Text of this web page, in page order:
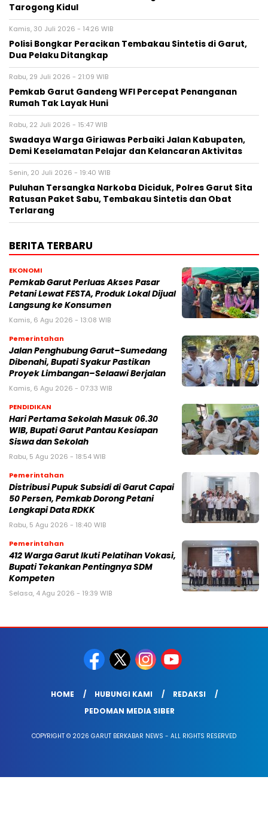
Tarogong Kidul
Kamis, 30 Juli 2026 - 14:26 WIB
Polisi Bongkar Peracikan Tembakau Sintetis di Garut,
Dua Pelaku Ditangkap
Rabu, 29 Juli 2026 - 21:09 WIB
Pemkab Garut Gandeng WFI Percepat Penanganan
Rumah Tak Layak Huni
Rabu, 22 Juli 2026 - 15:47 WIB
Swadaya Warga Giriawas Perbaiki Jalan Kabupaten,
Demi Keselamatan Pelajar dan Kelancaran Aktivitas
Senin, 20 Juli 2026 - 19:40 WIB
Puluhan Tersangka Narkoba Diciduk, Polres Garut Sita
Ratusan Paket Sabu, Tembakau Sintetis dan Obat
Terlarang
BERITA TERBARU
EKONOMI
Pemkab Garut Perluas Akses Pasar
Petani Lewat FESTA, Produk Lokal Dijual
Langsung ke Konsumen
Kamis, 6 Agu 2026 - 13:08 WIB
Pemerintahan
Jalan Penghubung Garut–Sumedang
Dibenahi, Bupati Syakur Pastikan
Proyek Limbangan–Selaawi Berjalan
Kamis, 6 Agu 2026 - 07:33 WIB
PENDIDIKAN
Hari Pertama Sekolah Masuk 06.30
WIB, Bupati Garut Pantau Kesiapan
Siswa dan Sekolah
Rabu, 5 Agu 2026 - 18:54 WIB
Pemerintahan
Distribusi Pupuk Subsidi di Garut Capai
50 Persen, Pemkab Dorong Petani
Lengkapi Data RDKK
Rabu, 5 Agu 2026 - 18:40 WIB
Pemerintahan
412 Warga Garut Ikuti Pelatihan Vokasi,
Bupati Tekankan Pentingnya SDM
Kompeten
Selasa, 4 Agu 2026 - 19:39 WIB
HOME HUBUNGI KAMI
REDAKSI
PEDOMAN MEDIA SIBER
COPYRIGHT © 2026 GARUT BERKABAR NEWS - ALL RIGHTS RESERVED